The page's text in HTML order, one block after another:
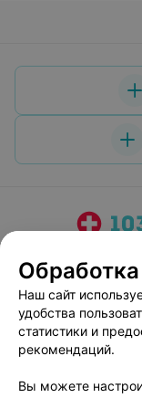
Наш сайт
удобства
статистики и
рекомендаций.
Вы можете